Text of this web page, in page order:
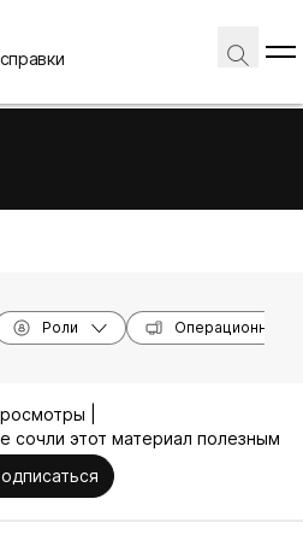
Роли Операционные
|
сочли этот материал полезным